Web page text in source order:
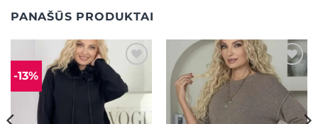
PANAŠŪS PRODUKTAI
-13% Mėgstamiausias Mėgstamiausias